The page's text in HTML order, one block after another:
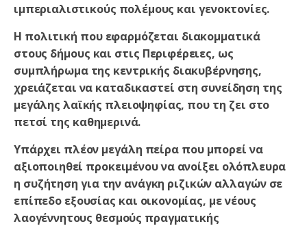
ιμπεριαλιστικούς πολέμους και γενοκτονίες.
Η πολιτική που εφαρμόζεται διακομματικά
στους δήμους και στις Περιφέρειες, ως
συμπλήρωμα της κεντρικής διακυβέρνησης,
χρειάζεται να καταδικαστεί στη συνείδηση της
μεγάλης λαϊκής πλειοψηφίας, που τη ζει στο
πετσί της καθημερινά.
Υπάρχει πλέον μεγάλη πείρα που μπορεί να
αξιοποιηθεί προκειμένου να ανοίξει ολόπλευρα
η συζήτηση για την ανάγκη ριζικών αλλαγών σε
επίπεδο εξουσίας και οικονομίας, με νέους
λαογέννητους θεσμούς πραγματικής